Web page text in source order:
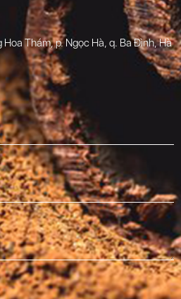
Thám, p. Ngọc Hà, q. Ba Đình, Hà